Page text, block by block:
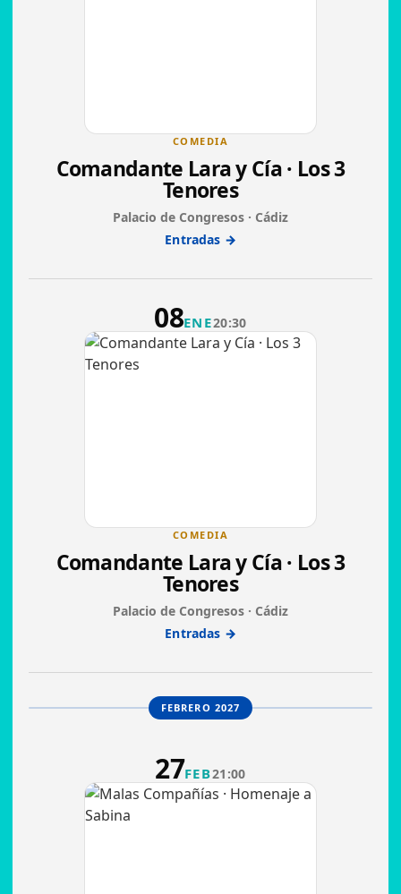
COMEDIA
Comandante Lara y Cía · Los 3
Tenores
Palacio de Congresos · Cádiz
Entradas →
08ENE20:30
COMEDIA
Comandante Lara y Cía · Los 3
Tenores
Palacio de Congresos · Cádiz
Entradas →
FEBRERO 2027
27FEB21:00